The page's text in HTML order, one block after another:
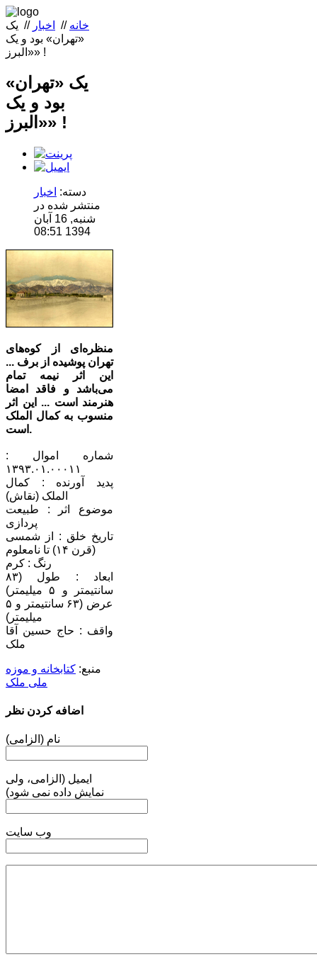
خانه // اخبار // یک
«تهران» بود و یک
«البرز» !‌
یک «تهران»
بود و یک
«البرز» !‌
دسته: اخبار
منتشر شده در
شنبه, 16 آبان
1394 08:51
منظره‌ای از کوه‌های
تهران پوشیده از برف ...
این اثر نیمه تمام
می‌باشد و فاقد امضا
هنرمند است ... این اثر
منسوب به کمال الملک
است.
شماره اموال :
۱۳۹۳.۰۱.۰۰۰۱۱
پدید آورنده : کمال
الملک (نقاش)
موضوع اثر : طبیعت
پردازی
تاریخ خلق : از شمسی
(قرن ۱۴) تا نامعلوم
رنگ : کرم
ابعاد : طول (۸۳
سانتیمتر و ۵ میلیمتر)
عرض (۶۳ سانتیمتر و ۵
میلیمتر)
واقف : حاج حسین آقا
ملک
منبع: کتابخانه و موزه
ملی ملک
اضافه کردن نظر
نام (الزامی)
ایمیل (الزامی، ولی
نمایش داده نمی شود)
وب سایت